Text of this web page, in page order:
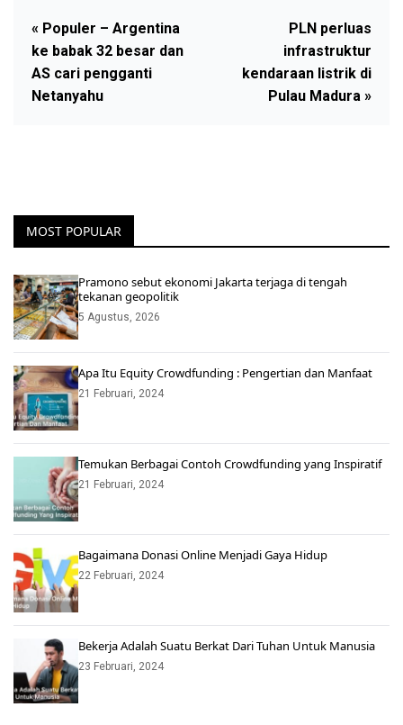
« Populer – Argentina
ke babak 32 besar dan
AS cari pengganti
Netanyahu
PLN perluas
infrastruktur
kendaraan listrik di
Pulau Madura »
MOST POPULAR
Pramono sebut ekonomi Jakarta terjaga di tengah
tekanan geopolitik
5 Agustus, 2026
Apa Itu Equity Crowdfunding : Pengertian dan Manfaat
21 Februari, 2024
Temukan Berbagai Contoh Crowdfunding yang Inspiratif
21 Februari, 2024
Bagaimana Donasi Online Menjadi Gaya Hidup
22 Februari, 2024
Bekerja Adalah Suatu Berkat Dari Tuhan Untuk Manusia
23 Februari, 2024